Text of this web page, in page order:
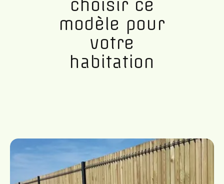
choisir ce
modèle pour
votre
habitation